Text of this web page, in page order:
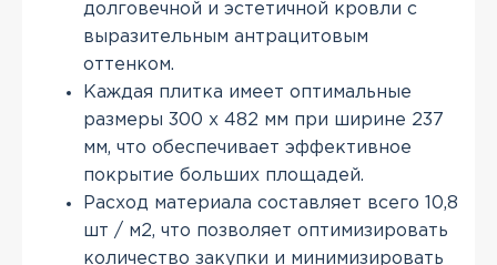
долговечной и эстетичной кровли с
выразительным антрацитовым
оттенком.
Каждая плитка имеет оптимальные
размеры 300 х 482 мм при ширине 237
мм, что обеспечивает эффективное
покрытие больших площадей.
Расход материала составляет всего 10,8
шт / м2, что позволяет оптимизировать
количество закупки и минимизировать